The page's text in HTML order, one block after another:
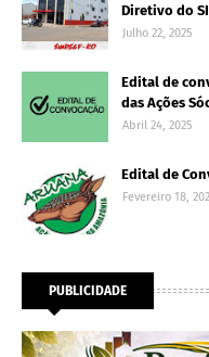
Diretivo do
Julho 22, 2025
Edital de
das Ações
Abril 24, 2025
Edital de
Fevereiro 18,
PUBLICIDADE